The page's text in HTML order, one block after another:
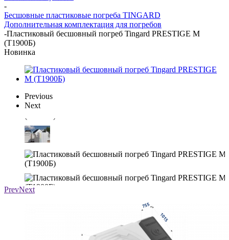
-
Бесшовные пластиковые погреба TINGARD
Дополнительная комплектация для погребов
-Пластиковый бесшовный погреб Tingard PRESTIGE M
(Т1900Б)
Новинка
Previous
Next
PrevNext